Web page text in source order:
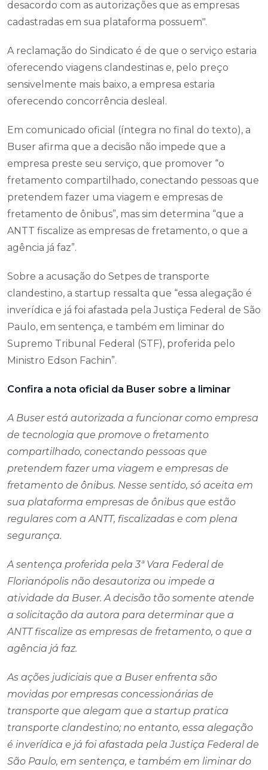
desacordo com as autorizações que as empresas
cadastradas em sua plataforma possuem".
A reclamação do Sindicato é de que o serviço estaria
oferecendo viagens clandestinas e, pelo preço
sensivelmente mais baixo, a empresa estaria
oferecendo concorrência desleal.
Em comunicado oficial (íntegra no final do texto), a
Buser afirma que a decisão não impede que a
empresa preste seu serviço, que promover “o
fretamento compartilhado, conectando pessoas que
pretendem fazer uma viagem e empresas de
fretamento de ônibus”, mas sim determina “que a
ANTT fiscalize as empresas de fretamento, o que a
agência já faz”.
Sobre a acusação do Setpes de transporte
clandestino, a startup ressalta que “essa alegação é
inverídica e já foi afastada pela Justiça Federal de São
Paulo, em sentença, e também em liminar do
Supremo Tribunal Federal (STF), proferida pelo
Ministro Edson Fachin”.
Confira a nota oficial da Buser sobre a liminar
A Buser está autorizada a funcionar como empresa
de tecnologia que promove o fretamento
compartilhado, conectando pessoas que
pretendem fazer uma viagem e empresas de
fretamento de ônibus. Nesse sentido, só aceita em
sua plataforma empresas de ônibus que estão
regulares com a ANTT, fiscalizadas e com plena
segurança.
A sentença proferida pela 3ª Vara Federal de
Florianópolis não desautoriza ou impede a
atividade da Buser. A decisão tão somente atende
a solicitação da autora para determinar que a
ANTT fiscalize as empresas de fretamento, o que a
agência já faz.
As ações judiciais que a Buser enfrenta são
movidas por empresas concessionárias de
transporte que alegam que a startup pratica
transporte clandestino; no entanto, essa alegação
é inverídica e já foi afastada pela Justiça Federal de
São Paulo, em sentença, e também em liminar do